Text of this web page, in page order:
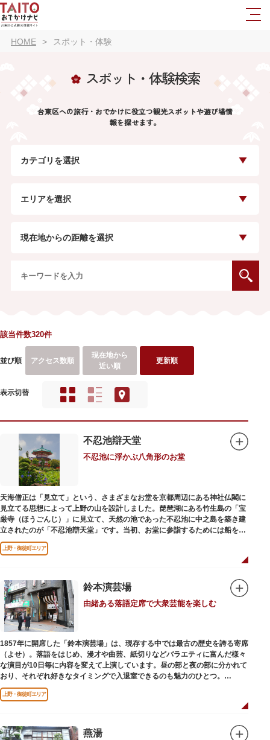
HOME スポット・体験
スポット・体験検索
台東区への旅行・おでかけに役立つ観光スポットや遊び場情
報を探せます。
カテゴリを選択
エリアを選択
現在地からの距離を選択
該当件数320件
並び順 アクセス数順
現在地から
近い順
更新順
表示切替
不忍池辯天堂
不忍池に浮かぶ八角形のお堂
天海僧正は「見立て」という、さまざまなお堂を京都周辺にある神社仏閣に
見立てる思想によって上野の山を設計しました。琵琶湖にある竹生島の「宝
厳寺（ほうごんじ）」に見立て、天然の池であった不忍池に中之島を築き建
立されたのが「不忍池辯天堂」です。当初、お堂に参詣するためには船を使
用していましたが、参詣者が増えたことから橋がかけられました。不忍池の
どこからでも参拝できるように、八角形の建物になったと言われ、7月から8
ご本尊である辯才天は、音楽と芸能の守り神として広く信仰され、
「辯”財”天」とも書くことから、金運上昇といったご利益もあると言われて
います。辯才天は琵琶を持った姿で知られていますが、不忍池辯天堂の辯才
天は、8本の腕に煩悩を破壊する武器をお持ちになっている「八臂辯才天
（はっぴべんざいてん）」。9月に行われる「巳成金（みなるかね）大祭」
で目にすることができます。
不忍池辯天堂には、豊臣秀吉公が大切にしていたという伝説のある、谷中七
福神とは別の「大黒天」も祀られています。
上野・御徒町エリア
鈴本演芸場
由緒ある落語定席で大衆芸能を楽しむ
1857年に開席した「鈴本演芸場」は、現存する中では最古の歴史を誇る寄席
（よせ）。落語をはじめ、漫才や曲芸、紙切りなどバラエティに富んだ様々
な演目が10日毎に内容を変えて上演しています。昼の部と夜の部に分かれて
おり、それぞれ好きなタイミングで入退室できるのも魅力のひとつ。
上演中は飲食も可能です。おすすめは売店で購入できる、お箸で切れるやわ
らかさで有名な「上野 井泉本店」のかつサンド。お弁当やお菓子を食べたり
上野・御徒町エリア
燕湯